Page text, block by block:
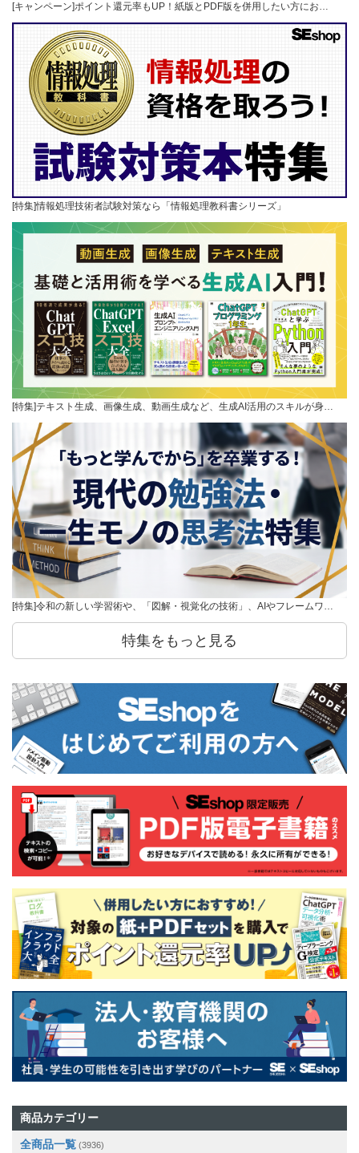
[キャンペーン]ポイント還元率もUP！紙版とPDF版を併用したい方にお…
[特集]情報処理技術者試験対策なら「情報処理教科書シリーズ」
[特集]テキスト生成、画像生成、動画生成など、生成AI活用のスキルが身…
[特集]令和の新しい学習術や、「図解・視覚化の技術」、AIやフレームワ…
特集をもっと見る
商品カテゴリー
全商品一覧 (3936)